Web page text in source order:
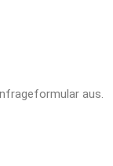
aus.